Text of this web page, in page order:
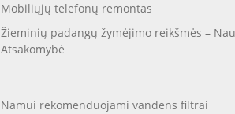
Mobiliųjų telefonų remontas
Žieminių padangų žymėjimo reikšmės –
Atsakomybė
Namui rekomenduojami vandens filtrai